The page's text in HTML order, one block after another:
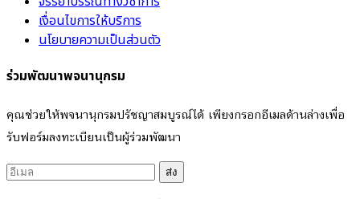
เงื่อนไขการให้บริการ
นโยบายความเป็นส่วนตัว
ร่วมพัฒนาพจนานุกรม
คุณช่วยให้พจนานุกรมปรัชญาสมบูรณ์ได้ เพียงกรอกอีเมลด้านล่างเพื่อ
รับฟอร์มลงทะเบียนเป็นผู้ร่วมพัฒนา
ส่ง